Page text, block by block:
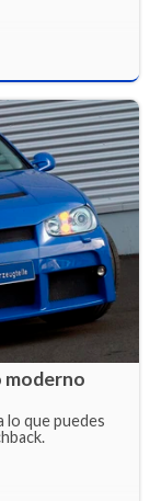
moderno
lo que puedes